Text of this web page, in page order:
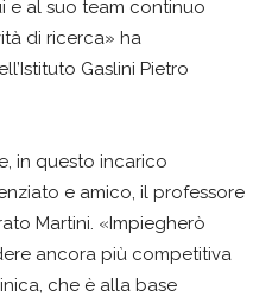
e al suo team continuo
di ricerca» ha
Gaslini Pietro
in questo incarico
e amico, il professore
Martini. «Impiegherò
ancora più competitiva
che è alla base